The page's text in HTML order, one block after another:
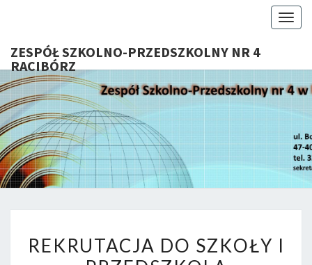
ZESPÓŁ SZKOLNO-PRZEDSZKOLNY NR 4
RACIBÓRZ
Serdecznie
Witamy Na
Stronie
Internetowej
ZSP Nr 4 W
Raciborzu
DO
REKRUTACJA DO SZKOŁY I